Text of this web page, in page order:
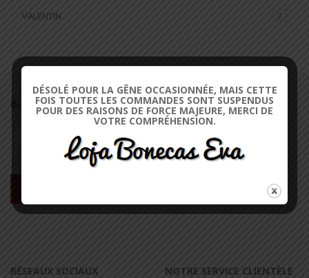
VALENTIN 2
BULLETIN D'INFORMATION
RÉSEAUX SOCIAUX NOTRE SERVICE CLIENTÈLE
DÉSOLÉ POUR LA GÊNE OCCASIONNÉE, MAIS CETTE
FOIS TOUTES LES COMMANDES SONT SUSPENDUS
POUR DES RAISONS DE FORCE MAJEURE, MERCI DE
VOTRE COMPRÉHENSION.